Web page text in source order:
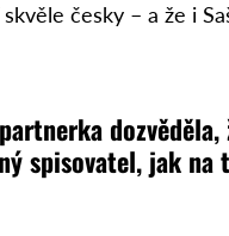
česky – a že i
spisovatel, jak na